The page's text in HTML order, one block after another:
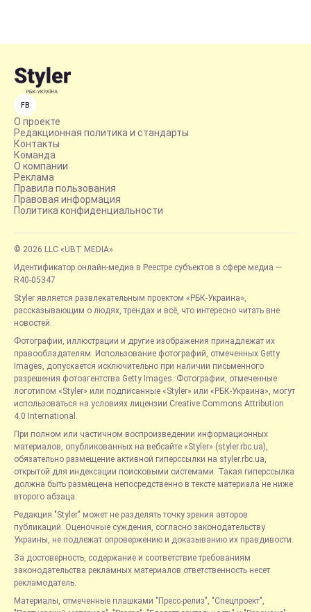
FB
О проекте
Редакционная политика и стандарты
Контакты
Команда
О компании
Реклама
Правила пользования
Правовая информация
Политика конфиденциальности
© 2026 LLC «UBT MEDIA»
Идентификатор онлайн-медиа в Реестре субъектов в сфере медиа —
R40-05347
Styler является развлекательным проектом «РБК-Украина»,
рассказывающим о людях, трендах и всё, что интересно читать вне
новостей.
Фотографии, иллюстрации и другие изображения принадлежат их
правообладателям. Использование фотографий, отмеченных Getty
Images, допускается исключительно при наличии письменного
разрешения фотоагентства Getty Images. Фотографии, отмеченные
логотипом «Styler» или подписанные «Styler» или «РБК-Украина», могут
использоваться на условиях лицензии Creative Commons Attribution
4.0 International.
При полном или частичном воспроизведении информационных
материалов, опубликованных на вебсайте «Styler» (styler.rbc.ua),
обязательно размещение активной гиперссылки на styler.rbc.ua,
открытой для индексации поисковыми системами. Такая гиперссылка
должна быть размещена непосредственно в тексте материала не ниже
второго абзаца.
Редакция "Styler" может не разделять точку зрения авторов
публикаций. Оценочные суждения, согласно законодательству
Украины, не подлежат опровержению и доказыванию их правдивости.
За достоверность, содержание и соответствие требованиям
законодательства рекламных материалов ответственность несет
рекламодатель.
Материалы, отмеченные плашками "Пресс-релиз", "Спецпроект",